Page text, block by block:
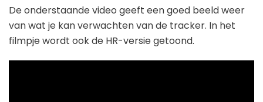
De onderstaande video geeft een goed beeld weer
van wat je kan verwachten van de tracker. In het
filmpje wordt ook de HR-versie getoond.